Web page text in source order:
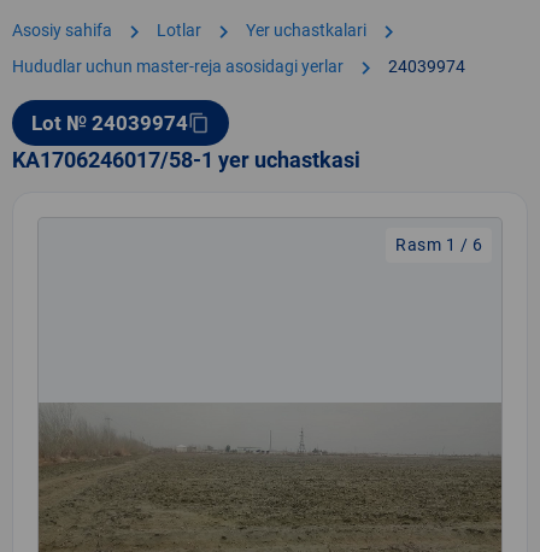
Asosiy sahifa chevron_right Lotlar chevron_right Yer uchastkalari chevron_right
Hududlar uchun master-reja asosidagi yerlar chevron_right 24039974
Lot № 24039974content_copy
KA1706246017/58-1 yer uchastkasi
Rasm 1 / 6